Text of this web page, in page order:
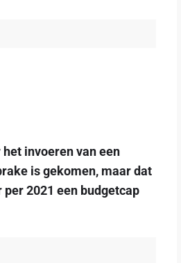
invoeren van een
is gekomen, maar dat
2021 een budgetcap